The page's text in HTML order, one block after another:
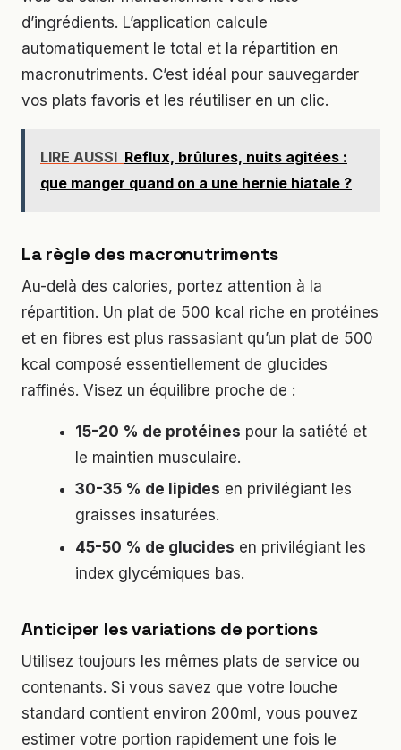
d’ingrédients. L’application calcule
automatiquement le total et la répartition en
macronutriments. C’est idéal pour sauvegarder
vos plats favoris et les réutiliser en un clic.
LIRE AUSSI Reflux, brûlures, nuits agitées :
que manger quand on a une hernie hiatale ?
La règle des macronutriments
Au-delà des calories, portez attention à la
répartition. Un plat de 500 kcal riche en protéines
et en fibres est plus rassasiant qu’un plat de 500
kcal composé essentiellement de glucides
raffinés. Visez un équilibre proche de :
15-20 % de protéines pour la satiété et
le maintien musculaire.
30-35 % de lipides en privilégiant les
graisses insaturées.
45-50 % de glucides en privilégiant les
index glycémiques bas.
Anticiper les variations de portions
Utilisez toujours les mêmes plats de service ou
contenants. Si vous savez que votre louche
standard contient environ 200ml, vous pouvez
estimer votre portion rapidement une fois le